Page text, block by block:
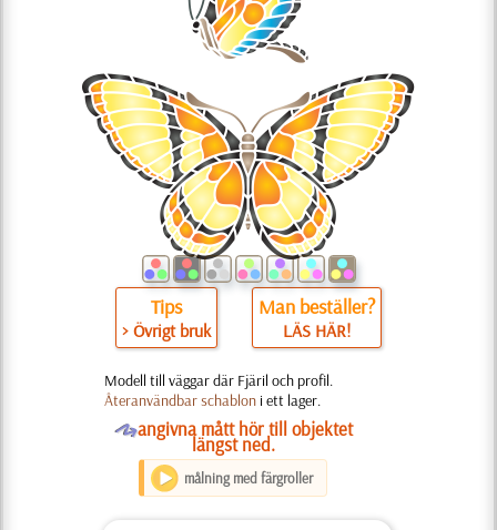
Tips
> Övrigt bruk
Man beställer?
LÄS HÄR!
Modell till väggar där Fjäril och profil.
Återanvändbar schablon i ett lager.
Oangivna mått hör till objektet
längst ned.
målning med färgroller